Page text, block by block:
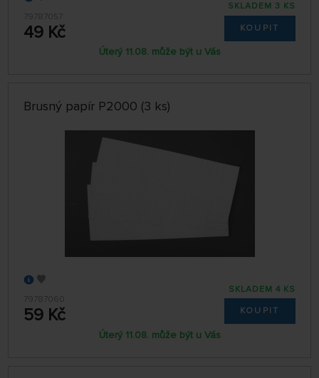
79787057
49 Kč
SKLADEM 3 KS
KOUPIT
Úterý 11.08. může být u Vás
Brusný papír P2000 (3 ks)
79787060
59 Kč
SKLADEM 4 KS
KOUPIT
Úterý 11.08. může být u Vás